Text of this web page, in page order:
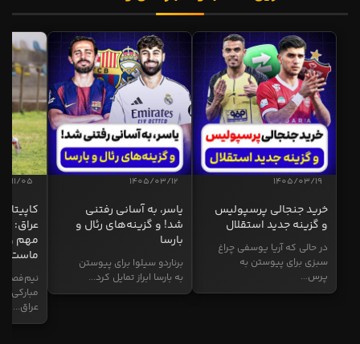
1405/03/19
خرید جنجالی پرسپولیس
و گزینه جدید استقلال
در حالی که آریا یوسفی چراغ
سبزی برای پیوستن به
پرس...
1405/03/12
یاسر، به آسانی رفتنی
شد! و گزینه‌های رئال و
بارسا
برناردو سیلوا برای پیوستن
به بارسا ابراز تمایل کرد...
11/05
عراق:
مهم و
ماست
نیم‌فصل
مبارکی
عراق...